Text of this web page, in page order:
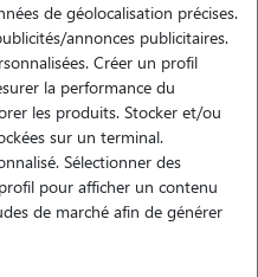
de géolocalisation précises.
annonces publicitaires.
Créer un profil
la performance du
les produits. Stocker et/ou
sur un terminal.
Sélectionner des
pour afficher un contenu
de marché afin de générer